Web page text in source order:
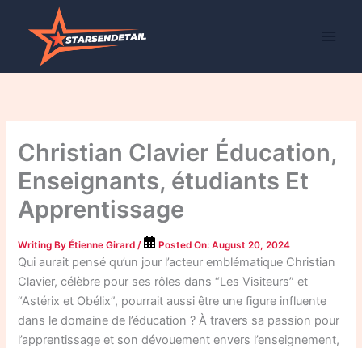
Christian Clavier Éducation,
Enseignants, étudiants Et
Apprentissage
Writing ByÉtienne Girard / Posted On:August 20, 2024
Qui aurait pensé qu’un jour l’acteur emblématique Christian
Clavier, célèbre pour ses rôles dans “Les Visiteurs” et
“Astérix et Obélix”, pourrait aussi être une figure influente
dans le domaine de l’éducation ? À travers sa passion pour
l’apprentissage et son dévouement envers l’enseignement,